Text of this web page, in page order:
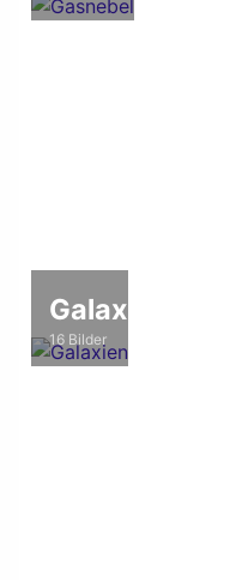
Galaxien
16 Bilder